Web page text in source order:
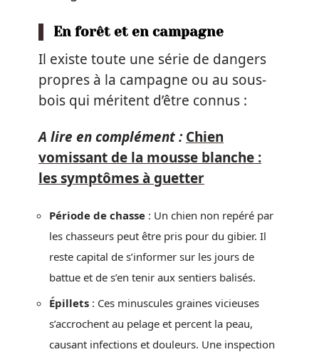
En forêt et en campagne
Il existe toute une série de dangers
propres à la campagne ou au sous-
bois qui méritent d’être connus :
A lire en complément : Chien
vomissant de la mousse blanche :
les symptômes à guetter
Période de chasse : Un chien non repéré par
les chasseurs peut être pris pour du gibier. Il
reste capital de s’informer sur les jours de
battue et de s’en tenir aux sentiers balisés.
Épillets : Ces minuscules graines vicieuses
s’accrochent au pelage et percent la peau,
causant infections et douleurs. Une inspection